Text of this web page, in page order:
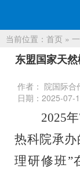
当前位置： 首页 »
东盟国家天
作者： 院国际合
日期：2025-07-
2025年
热科院承办
理研修班”